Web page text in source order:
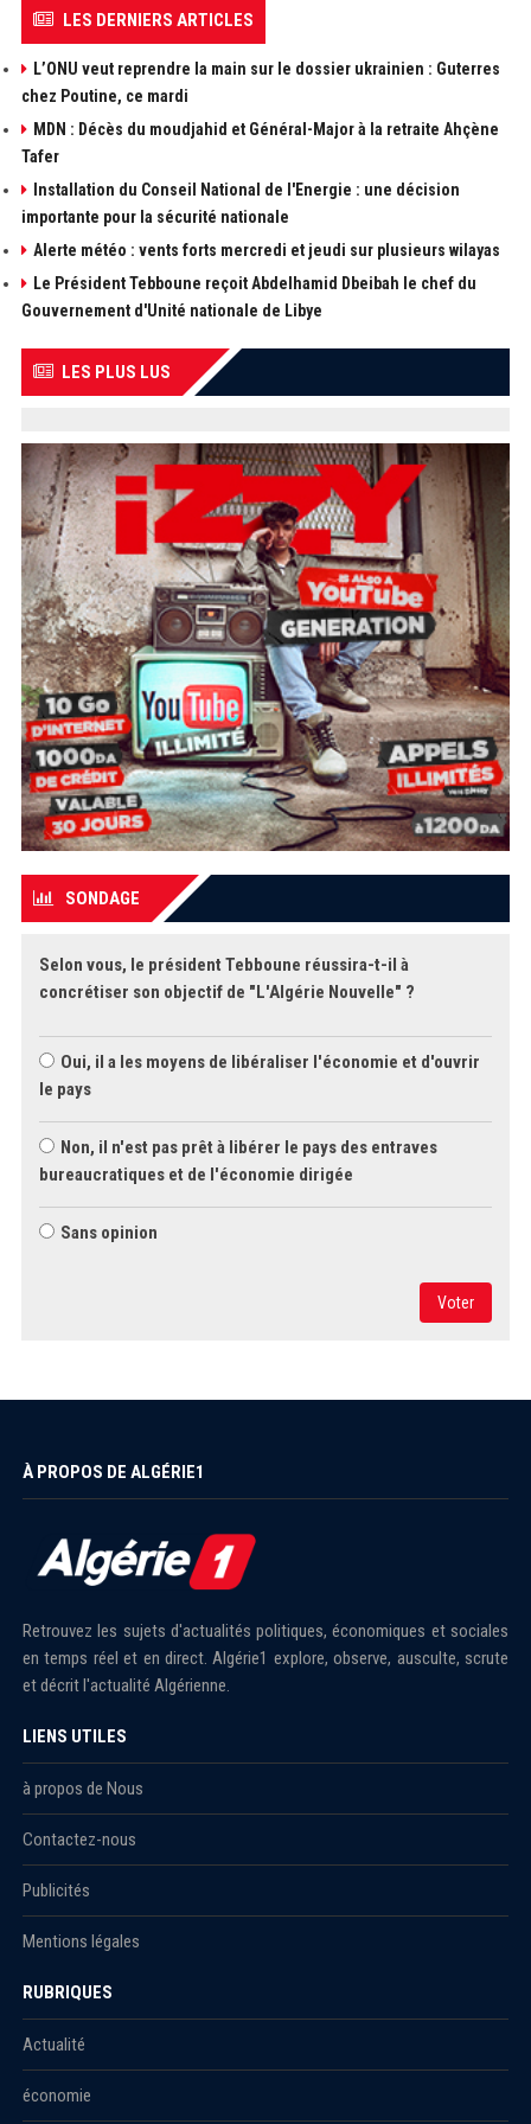
LES DERNIERS ARTICLES
L’ONU veut reprendre la main sur le dossier ukrainien : Guterres
chez Poutine, ce mardi
MDN : Décès du moudjahid et Général-Major à la retraite Ahçène
Tafer
Installation du Conseil National de l'Energie : une décision
importante pour la sécurité nationale
Alerte météo : vents forts mercredi et jeudi sur plusieurs wilayas
Le Président Tebboune reçoit Abdelhamid Dbeibah le chef du
Gouvernement d'Unité nationale de Libye
LES PLUS LUS
SONDAGE
Selon vous, le président Tebboune réussira-t-il à
concrétiser son objectif de "L'Algérie Nouvelle" ?
Oui, il a les moyens de libéraliser l'économie et d'ouvrir
le pays
Non, il n'est pas prêt à libérer le pays des entraves
bureaucratiques et de l'économie dirigée
Sans opinion
Voter
À PROPOS DE ALGÉRIE1
Retrouvez les sujets d'actualités politiques, économiques et sociales
en temps réel et en direct. Algérie1 explore, observe, ausculte, scrute
et décrit l'actualité Algérienne.
LIENS UTILES
à propos de Nous
Contactez-nous
Publicités
Mentions légales
RUBRIQUES
Actualité
économie